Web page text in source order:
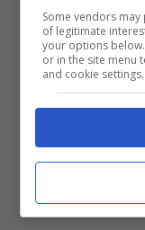
diventare
tempo
Anche per
è quel che ci
immergetele
Some vendors
of legitimate
your options
or in the site menu
and cookie settings.